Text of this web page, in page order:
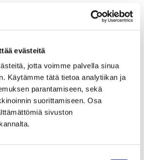
evästeitä
jotta voimme palvella sinua
Käytämme tätä tietoa analytiikan ja
parantamiseen, sekä
suorittamiseen. Osa
sivuston
laskutuksen virheiden